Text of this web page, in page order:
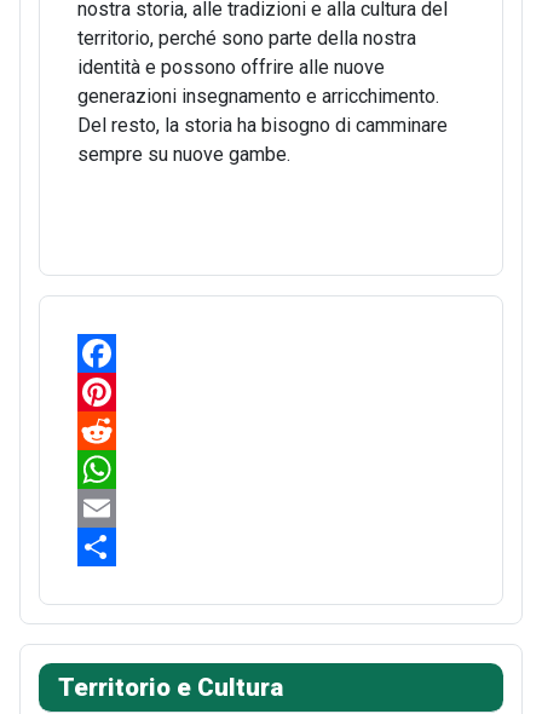
nostra storia, alle tradizioni e alla cultura del
territorio, perché sono parte della nostra
identità e possono offrire alle nuove
generazioni insegnamento e arricchimento.
Del resto, la storia ha bisogno di camminare
sempre su nuove gambe.
F
a
c
e
b
o
k
P
n
r
e
s
R
e
d
i
t
W
h
t
s
A
E
a
i
l
h
a
r
Territorio e Cultura